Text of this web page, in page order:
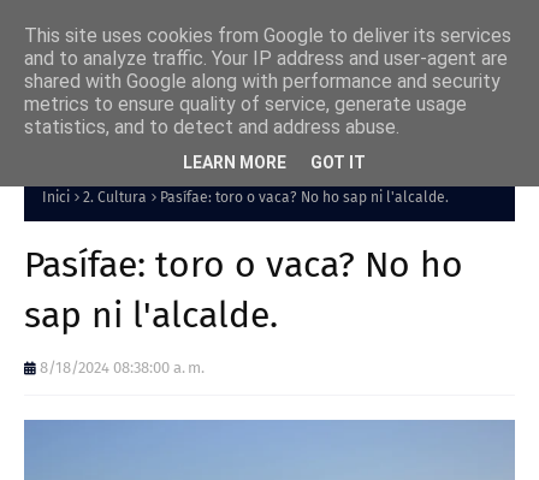
Inici 2. Cultura Pasífae: toro o vaca? No ho sap ni l'alcalde.
Pasífae: toro o vaca? No ho
sap ni l'alcalde.
8/18/2024 08:38:00 a. m.
This site uses cookies from Google to deliver its services
and to analyze traffic. Your IP address and user-agent are
shared with Google along with performance and security
metrics to ensure quality of service, generate usage
statistics, and to detect and address abuse.
LEARN MORE GOT IT